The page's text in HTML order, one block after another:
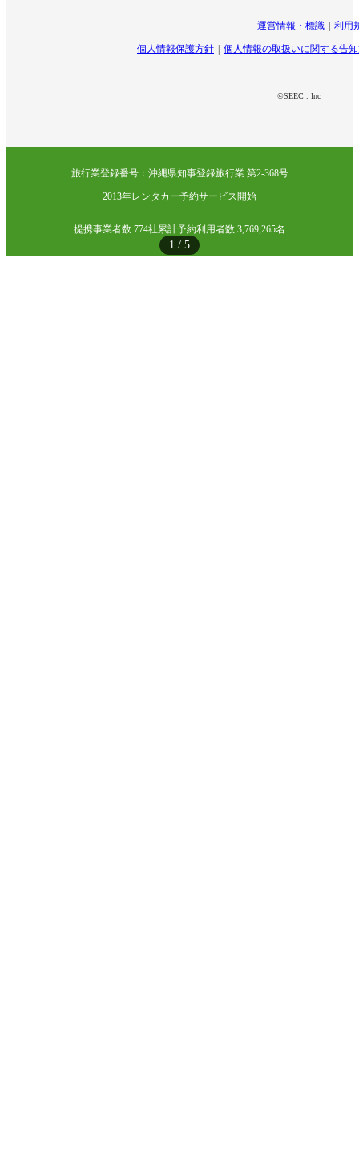
1 / 5
運営情報・標識 利用
個人情報保護方針 個人情報の取扱いに関する告
©SEEC . Inc
旅行業登録番号：沖縄県知事登録旅行業 第2-368号
2013年レンタカー予約サービス開始
提携事業者数 774社累計予約利用者数 3,769,265名